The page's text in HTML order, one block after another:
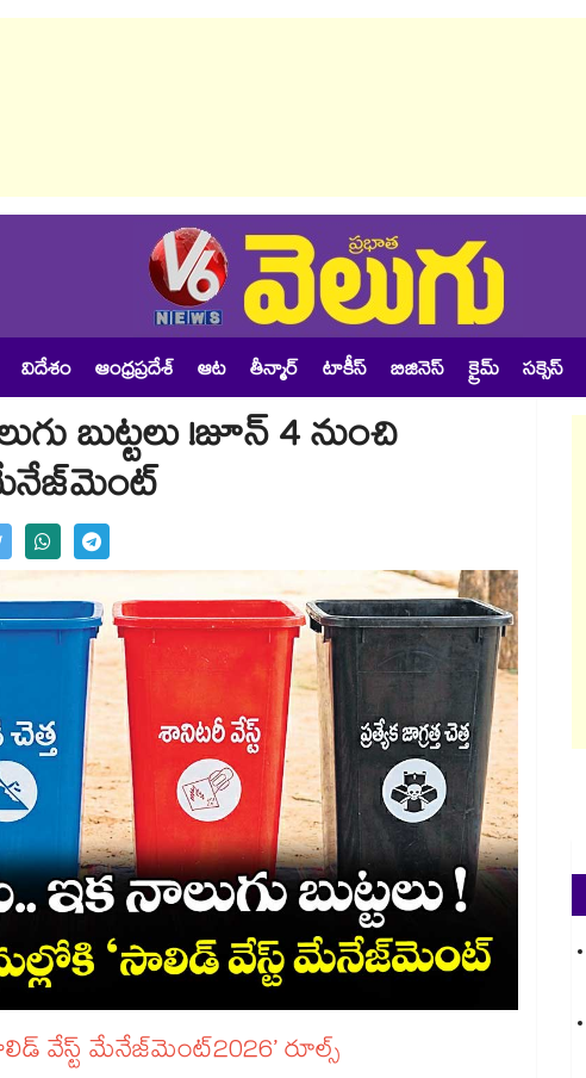
విదేశం ఆంధ్రప్రదేశ్ ఆట తీన్మార్ టాకీస్ బిజినెస్ క్రైమ్ సక్సెస్
బుట్టలు !జూన్ 4 నుంచి
వేస్ట్ మేనేజ్‌‌‌‌‌‌‌‌మెంట్‌‌‌‌‌‌‌‌2026’ రూల్స్